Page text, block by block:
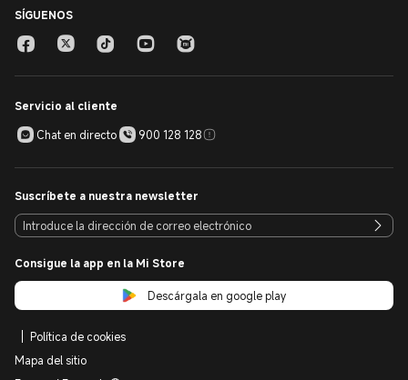
SÍGUENOS
Servicio al cliente
Chat en directo
900 128 128
Suscríbete a nuestra newsletter
Consigue la app en la Mi Store
Descárgala en google play
Política de cookies
Mapa del sitio